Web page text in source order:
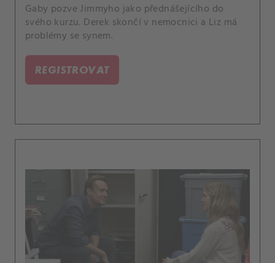
Gaby pozve Jimmyho jako přednášejícího do
svého kurzu. Derek skončí v nemocnici a Liz má
problémy se synem.
REGISTROVAT